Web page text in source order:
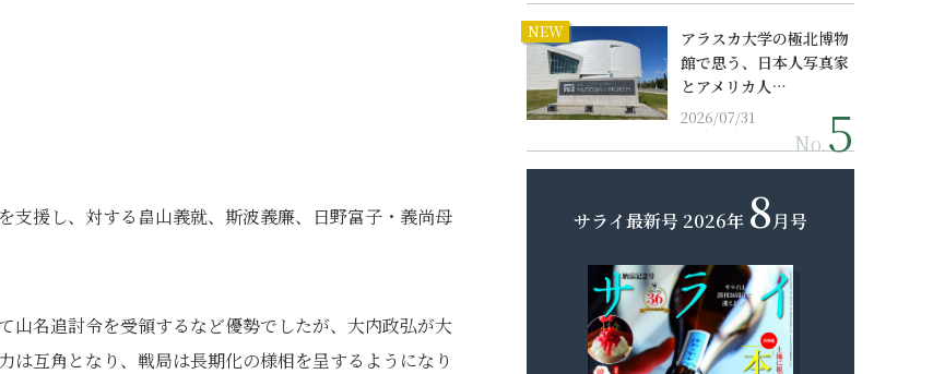
支援し、対する畠山義就、斯波義廉、日野富子・義尚母
山名追討令を受領するなど優勢でしたが、大内政弘が大
互角となり、戦局は長期化の様相を呈するようになり
NEW
アラスカ大学の極北博物
館で思う、日本人写真家
とアメリカ人…
2026/07/31
No.
サライ最新号 2026年 8月号